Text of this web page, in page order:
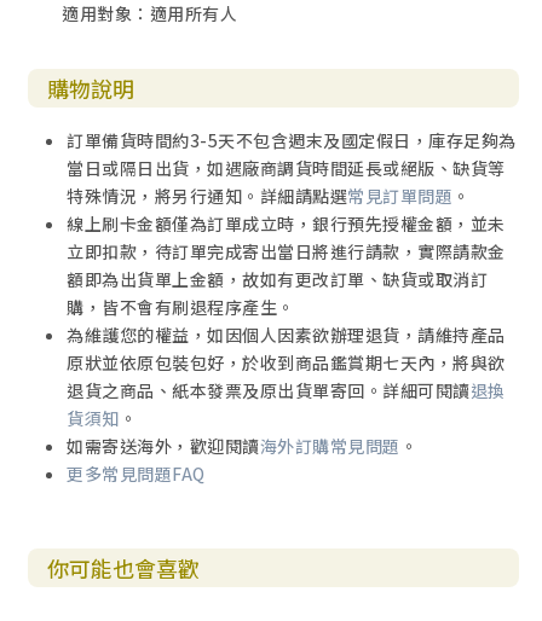
附錄
Part.01 每天治療一則記憶
Part.03 恩賜與努力的練習
Part.04 衡量寬恕的量尺：十架七言
Part.05 以苦路治療記憶
Part.06 治療未來
後記：十五年後
致謝
適用對象：適用所有人
購物說明
訂單備貨時間約3-5天不包含週末及國定假日，庫存足夠為
當日或隔日出貨，如遇廠商調貨時間延長或絕版、缺貨等
特殊情況，將另行通知。詳細請點選常見訂單問題 。
線上刷卡金額僅為訂單成立時，銀行預先授權金額，並未
立即扣款，待訂單完成寄出當日將進行請款，實際請款金
額即為出貨單上金額，故如有更改訂單、缺貨或取消訂
購，皆不會有刷退程序產生。
為維護您的權益，如因個人因素欲辦理退貨，請維持產品
原狀並依原包裝包好，於收到商品鑑賞期七天內，將與欲
退貨之商品、紙本發票及原出貨單寄回。詳細可閱讀退換
貨須知 。
如需寄送海外，歡迎閱讀海外訂購常見問題 。
更多常見問題FAQ
你可能也會喜歡